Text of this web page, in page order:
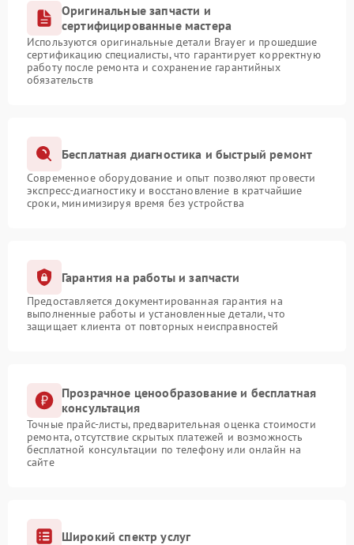
Оригинальные запчасти и
сертифицированные мастера
Используются оригинальные детали Brayer и прошедшие
сертификацию специалисты, что гарантирует корректную
работу после ремонта и сохранение гарантийных
обязательств
Бесплатная диагностика и быстрый ремонт
Современное оборудование и опыт позволяют провести
экспресс-диагностику и восстановление в кратчайшие
сроки, минимизируя время без устройства
Гарантия на работы и запчасти
Предоставляется документированная гарантия на
выполненные работы и установленные детали, что
защищает клиента от повторных неисправностей
Прозрачное ценообразование и бесплатная
консультация
Точные прайс-листы, предварительная оценка стоимости
ремонта, отсутствие скрытых платежей и возможность
бесплатной консультации по телефону или онлайн на
сайте
Широкий спектр услуг